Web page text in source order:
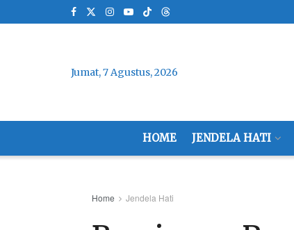
Jumat, 7 Agustus, 2026
HOME JENDELA HATI
Home Jendela Hati